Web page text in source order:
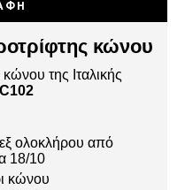
κώνου
της Ιταλικής
ολοκλήρου από
18/10
κώνου